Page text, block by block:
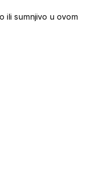
ili sumnjivo u ovom